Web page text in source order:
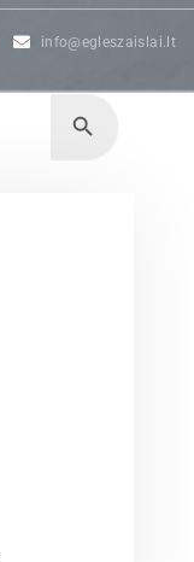
info@egleszaislai.lt